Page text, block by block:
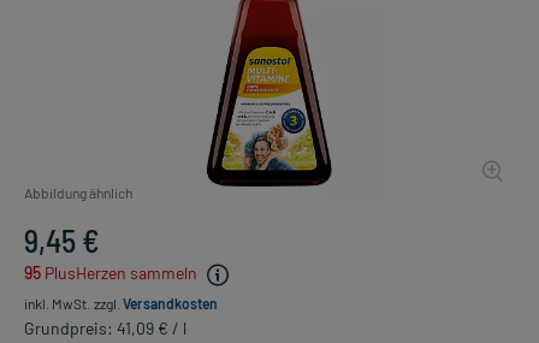
Abbildung ähnlich
9,45 €
95 PlusHerzen sammeln
inkl. MwSt. zzgl. Versandkosten
Grundpreis: 41,09 € / l